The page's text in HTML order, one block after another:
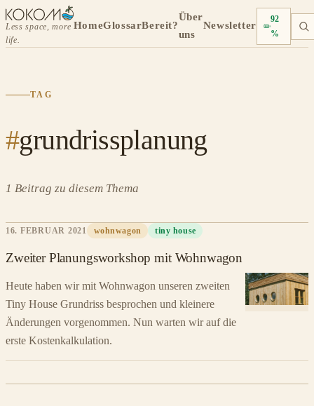
Less space, more
life.
HomeGlossarBereit?
Über
uns
Newsletter
92
%
TAG
#grundrissplanung
1 Beitrag zu diesem Thema
16. FEBRUAR 2021 wohnwagon tiny house
Zweiter Planungsworkshop mit Wohnwagon
Heute haben wir mit Wohnwagon unseren zweiten
Tiny House Grundriss besprochen und kleinere
Änderungen vorgenommen. Nun warten wir auf die
erste Kostenkalkulation.